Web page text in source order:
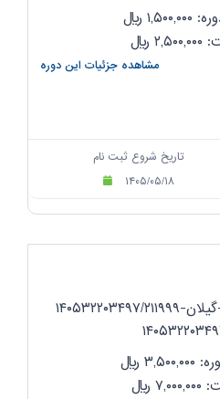
ریال
ریال
مشاهده جزئیات این دوره
تاریخ شروع ثبت نام
۱۴۰۵/۰۵/۱۸
کارگاه-کراسفیت-آقایان-گیلان-۱۴۰۵۳۲۲۰۳۴۹۷/۲۱۱۹۹۹
۲۱۱۹۹۹
ریال
ریال